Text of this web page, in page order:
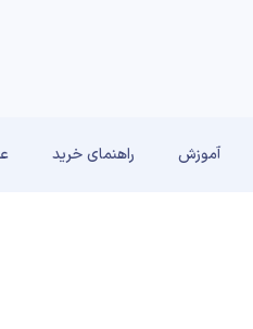
آموزش راهنمای خرید